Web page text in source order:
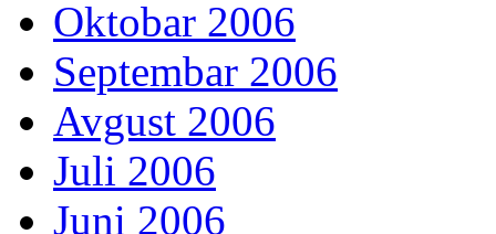
Oktobar 2006
Septembar 2006
Avgust 2006
Juli 2006
Juni 2006